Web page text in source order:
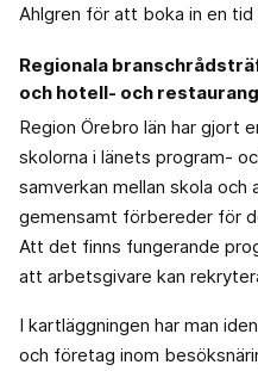
Ahlgren för att boka in en
Regionala
och hotell- och
Region Örebro län har gjort
skolorna i länets program-
samverkan mellan skola och
gemensamt förbereder för
Att det finns fungerande
att arbetsgivare kan
I kartläggningen har man
och företag inom